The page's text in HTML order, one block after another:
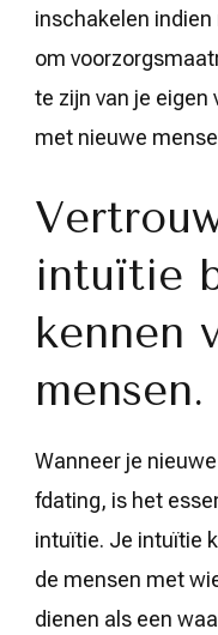
inschakelen
om
te zijn van je eigen
met nieuwe
intuïtie
kennen
mensen.
Wanneer je
fdating, is het
intuïtie. Je intuïtie
de mensen met
dienen als een